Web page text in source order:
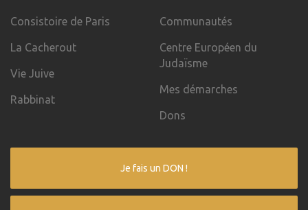
Consistoire de Paris
La Cacherout
Vie Juive
Rabbinat
Communautés
Centre Européen du
Judaïsme
Mes démarches
Dons
Je fais un DON !